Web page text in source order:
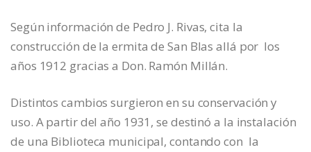
Según información de Pedro J. Rivas, cita la
construcción de la ermita de San Blas allá por los
años 1912 gracias a Don. Ramón Millán.
Distintos cambios surgieron en su conservación y
uso. A partir del año 1931, se destinó a la instalación
de una Biblioteca municipal, contando con la